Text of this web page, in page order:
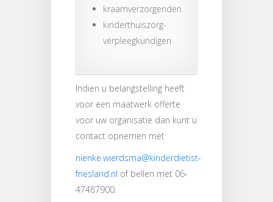
kraamverzorgenden
kinderthuiszorg-
verpleegkundigen
Indien u belangstelling heeft
voor een maatwerk offerte
voor uw organisatie dan kunt u
contact opnemen met
nienke.wierdsma@kinderdietist-
friesland.nl of bellen met 06-
47487900.